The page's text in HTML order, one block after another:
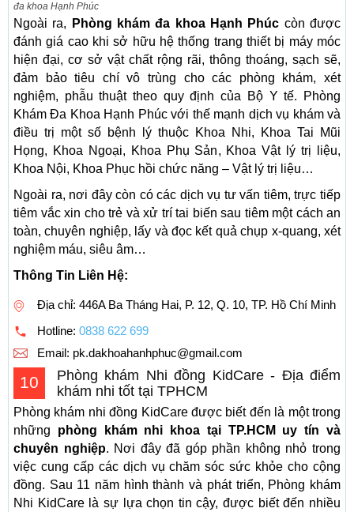
đa khoa Hạnh Phúc
Ngoài ra, Phòng khám đa khoa Hạnh Phúc còn được
đánh giá cao khi sở hữu hệ thống trang thiết bị máy móc
hiện đại, cơ sở vật chất rộng rãi, thông thoáng, sạch sẽ,
đảm bảo tiêu chí vô trùng cho các phòng khám, xét
nghiệm, phẫu thuật theo quy định của Bộ Y tế. Phòng
Khám Đa Khoa Hạnh Phúc với thế mạnh dịch vụ khám và
điều trị một số bệnh lý thuộc Khoa Nhi, Khoa Tai Mũi
Họng, Khoa Ngoại, Khoa Phụ Sản, Khoa Vật lý trị liệu,
Khoa Nội, Khoa Phục hồi chức năng – Vật lý trị liệu…
Ngoài ra, nơi đây còn có các dịch vụ tư vấn tiêm, trực tiếp
tiêm vắc xin cho trẻ và xử trí tai biến sau tiêm một cách an
toàn, chuyên nghiệp, lấy và đọc kết quả chụp x-quang, xét
nghiệm máu, siêu âm…
Thông Tin Liên Hệ:
Địa chỉ: 446A Ba Tháng Hai, P. 12, Q. 10, TP. Hồ Chí Minh
Hotline: 0838 622 699
Email: pk.dakhoahanhphuc@gmail.com
10
Phòng khám Nhi đồng KidCare - Địa điểm
khám nhi tốt tại TPHCM
Phòng khám nhi đồng KidCare được biết đến là một trong
những phòng khám nhi khoa tại TP.HCM uy tín và
chuyên nghiệp. Nơi đây đã góp phần không nhỏ trong
việc cung cấp các dịch vụ chăm sóc sức khỏe cho cộng
đồng. Sau 11 năm hình thành và phát triển, Phòng khám
Nhi KidCare là sự lựa chọn tin cậy, được biết đến nhiều